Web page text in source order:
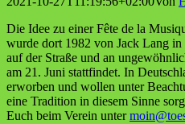
Die Idee zu einer Fête de la
wur­de dort 1982 von Jack Lang
auf der Stra­ße und an
am 21. Juni statt­fin­det. In
erwor­ben und wol­len unter
eine Tra­di­ti­on in die­sem Sin­ne
Euch beim Ver­ein unter